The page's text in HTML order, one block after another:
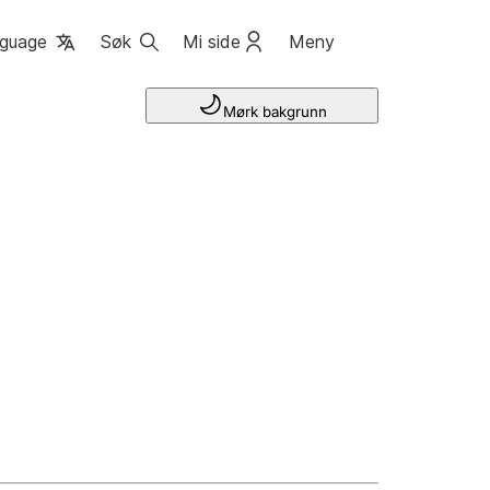
Søk Mi side Meny
Mørk bakgrunn